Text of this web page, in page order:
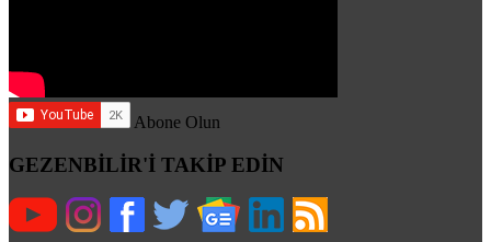
Abone Olun
GEZENBİLİR'İ TAKİP EDİN